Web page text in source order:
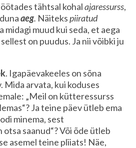
tähtsal kohalajaressurss,
aeg. Näitekspiiratud
midagi muud kui seda, et aega
on puudus. Ja nii võibki ju
. Igapäevakeeles on sõna
Mida arvata, kui koduses
„Meil on kütteressurss
Ja teine päev ütleb ema
minema, sest
saanud“? Või õde ütleb
asemel teine pliiats! Näe,